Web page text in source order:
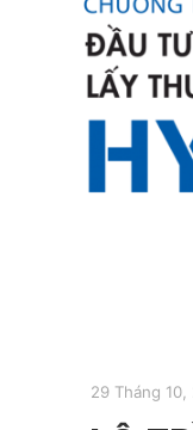
29 Tháng 10,